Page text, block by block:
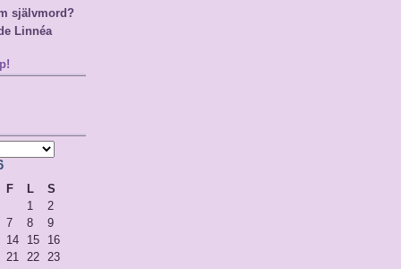
självmord?
Linnéa
F L
S
1
2
7 8
9
14 15
16
21 22 23